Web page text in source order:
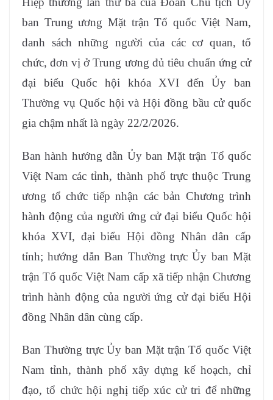
ban Trung ương Mặt trận Tổ quốc Việt Nam,
danh sách những người của các cơ quan, tổ
chức, đơn vị ở Trung ương đủ tiêu chuẩn ứng cử
đại biểu Quốc hội khóa XVI đến Ủy ban
Thường vụ Quốc hội và Hội đồng bầu cử quốc
gia chậm nhất là ngày 22/2/2026.
Ban hành hướng dẫn Ủy ban Mặt trận Tổ quốc
Việt Nam các tỉnh, thành phố trực thuộc Trung
ương tổ chức tiếp nhận các bản Chương trình
hành động của người ứng cử đại biểu Quốc hội
khóa XVI, đại biểu Hội đồng Nhân dân cấp
tỉnh; hướng dẫn Ban Thường trực Ủy ban Mặt
trận Tổ quốc Việt Nam cấp xã tiếp nhận Chương
trình hành động của người ứng cử đại biểu Hội
đồng Nhân dân cùng cấp.
Ban Thường trực Ủy ban Mặt trận Tổ quốc Việt
Nam tỉnh, thành phố xây dựng kế hoạch, chỉ
đạo, tổ chức hội nghị tiếp xúc cử tri để những